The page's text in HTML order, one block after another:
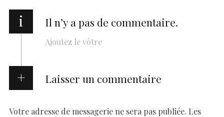
i Il n’y a pas de commentaire.
Ajoutez le vôtre
Laisser un commentaire
Votre adresse de messagerie ne sera pas publiée. Les